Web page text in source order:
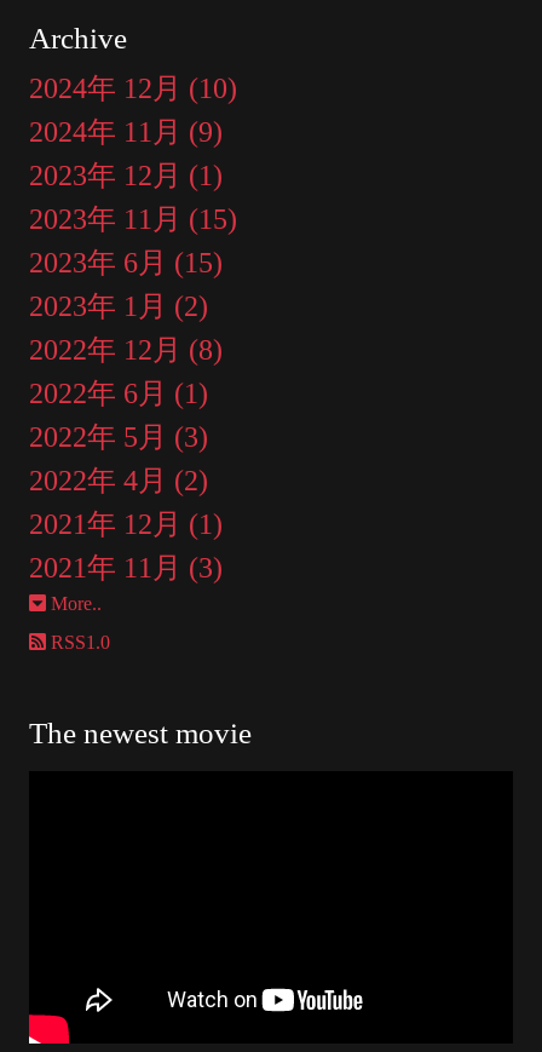
Archive
2024年 12月 (10)
2024年 11月 (9)
2023年 12月 (1)
2023年 11月 (15)
2023年 6月 (15)
2023年 1月 (2)
2022年 12月 (8)
2022年 6月 (1)
2022年 5月 (3)
2022年 4月 (2)
2021年 12月 (1)
2021年 11月 (3)
More..
RSS1.0
The newest movie